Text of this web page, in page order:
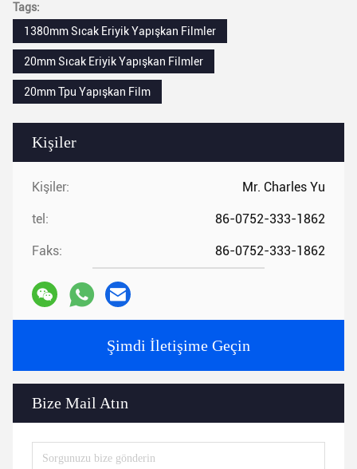
Kişiler
Kişiler: Mr. Charles Yu
tel: 86-0752-333-1862
Faks: 86-0752-333-1862
Şimdi İletişime Geçin
Bize Mail Atın
Tags:
1380mm Sıcak Eriyik Yapışkan Filmler
20mm Sıcak Eriyik Yapışkan Filmler
20mm Tpu Yapışkan Film